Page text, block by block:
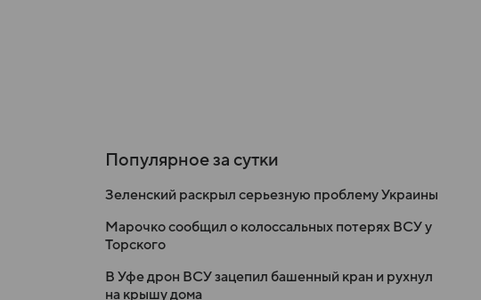
Популярное за сутки
Зеленский раскрыл серьезную проблему Украины
Марочко сообщил о колоссальных потерях ВСУ у
Торского
В Уфе дрон ВСУ зацепил башенный кран и рухнул
на крышу дома